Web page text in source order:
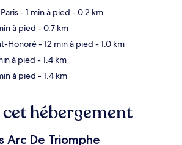
- 1 min à pied - 0.2 km
à pied - 0.7 km
Honoré- 12 min à pied - 1.0 km
à pied - 1.4 km
à pied - 1.4 km
hébergement
Arc De Triomphe